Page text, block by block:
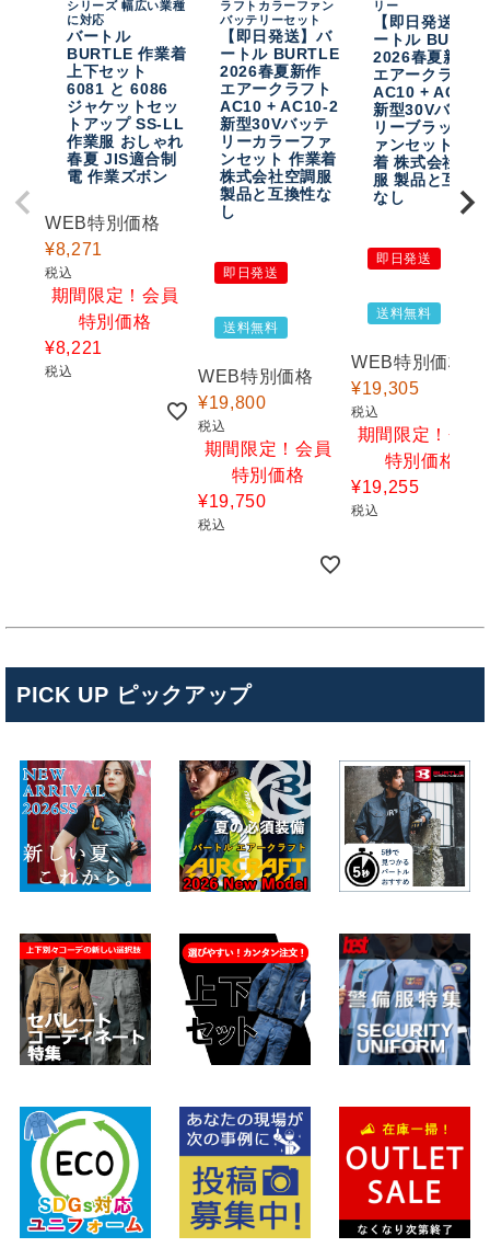
シリーズ 幅広い業種
に対応
バートル
BURTLE 作業着
上下セット
6081 と 6086
ジャケットセッ
トアップ SS-LL
作業服 おしゃれ
春夏 JIS適合制
電 作業ズボン
WEB特別価格
¥8,271
税込
期間限定！会員
特別価格
¥8,221
税込
ラフトカラーファン
バッテリーセット
【即日発送】バ
ートル BURTLE
2026春夏新作
エアークラフト
AC10 + AC10-2
新型30Vバッテ
リーカラーファ
ンセット 作業着
株式会社空調服
製品と互換性な
し
即日発送
送料無料
WEB特別価格
¥19,800
税込
期間限定！会員
特別価格
¥19,750
税込
リー
【即日発送】バ
ートル
2026春夏新作
エアークラフト
AC10 + AC10-
新型30Vバッテ
リーブラックフ
ァンセット 作業
着 株式会社空調
服 製品と互換性
なし
即日発送
送料無料
WEB特別価格
¥19,305
税込
期間限定！会員
特別価格
¥19,255
税込
PICK UP ピックアップ